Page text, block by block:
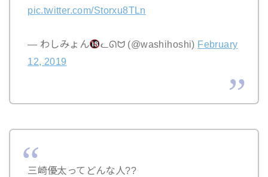
pic.twitter.com/Storxu8TLn
— わしみょん ᓚᘏᗢ (@washihoshi) February
12, 2019
三崎優太ってどんな人??